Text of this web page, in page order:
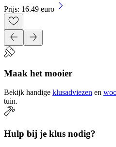
Prijs: 16.49 euro
Maak het mooier
Bekijk handige klusadviezen en
tuin.
Hulp bij je klus nodig?